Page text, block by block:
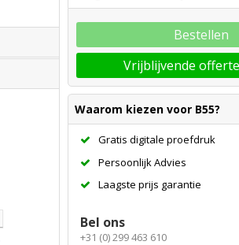
Bestellen
Vrijblijvende
Waarom kiezen voor B55?
Gratis digitale proefdruk
Persoonlijk Advies
Laagste prijs garantie
Bel ons
+31 (0) 299 463 610